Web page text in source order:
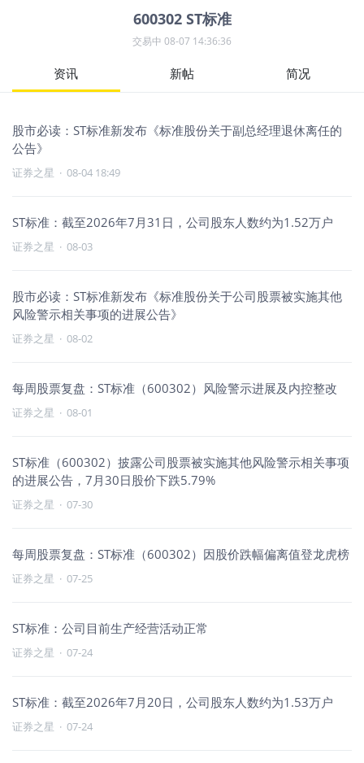
600302 ST标准
交易中 08-07 14:36:36
资讯 新帖 简况
股市必读：ST标准新发布《标准股份关于副总经理退休离任的
公告》
证券之星 · 08-04 18:49
ST标准：截至2026年7月31日，公司股东人数约为1.52万户
证券之星 · 08-03
股市必读：ST标准新发布《标准股份关于公司股票被实施其他
风险警示相关事项的进展公告》
证券之星 · 08-02
每周股票复盘：ST标准（600302）风险警示进展及内控整改
证券之星 · 08-01
ST标准（600302）披露公司股票被实施其他风险警示相关事项
的进展公告，7月30日股价下跌5.79%
证券之星 · 07-30
每周股票复盘：ST标准（600302）因股价跌幅偏离值登龙虎榜
证券之星 · 07-25
ST标准：公司目前生产经营活动正常
证券之星 · 07-24
ST标准：截至2026年7月20日，公司股东人数约为1.53万户
证券之星 · 07-24